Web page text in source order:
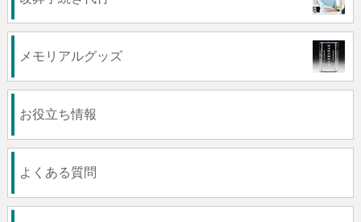
メモリアルグッズ
お役立ち情報
よくある質問